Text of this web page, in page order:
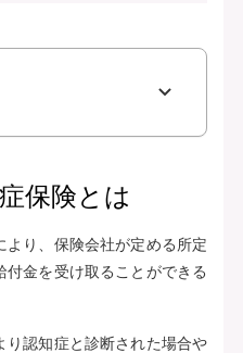
保険とは
り、保険会社が定める所定
金を受け取ることができる
り認知症と診断された場合や